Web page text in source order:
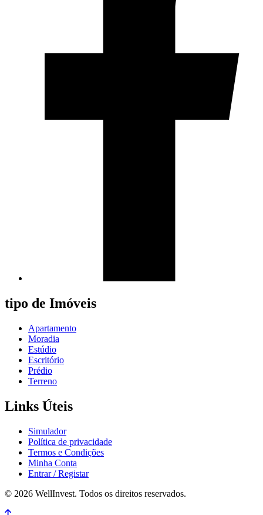
tipo de Imóveis
Apartamento
Moradia
Estúdio
Escritório
Prédio
Terreno
Links Úteis
Simulador
Política de privacidade
Termos e Condições
Minha Conta
Entrar / Registar
© 2026 WellInvest. Todos os direitos reservados.